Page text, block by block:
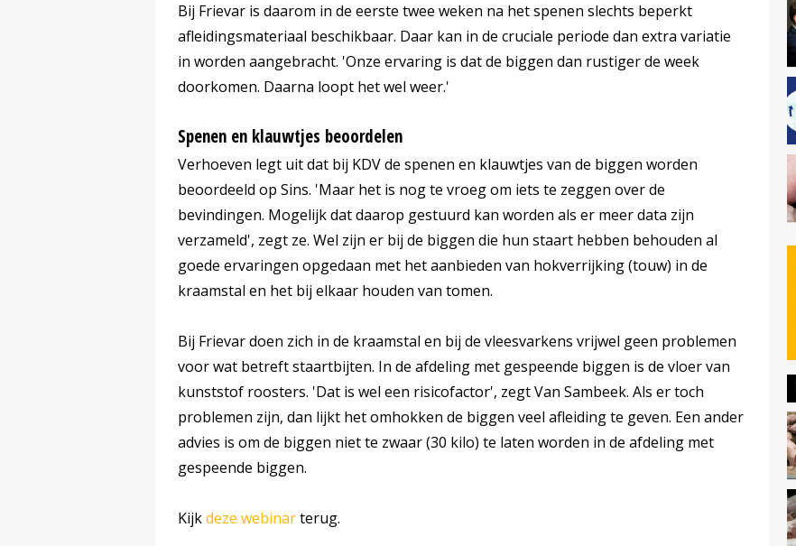
Bij Frievar is daarom in de eerste twee weken na het spenen slechts beperkt
afleidingsmateriaal beschikbaar. Daar kan in de cruciale periode dan extra variatie
in worden aangebracht. 'Onze ervaring is dat de biggen dan rustiger de week
doorkomen. Daarna loopt het wel weer.'
Spenen en klauwtjes beoordelen
Verhoeven legt uit dat bij KDV de spenen en klauwtjes van de biggen worden
beoordeeld op Sins. 'Maar het is nog te vroeg om iets te zeggen over de
bevindingen. Mogelijk dat daarop gestuurd kan worden als er meer data zijn
verzameld', zegt ze. Wel zijn er bij de biggen die hun staart hebben behouden al
goede ervaringen opgedaan met het aanbieden van hokverrijking (touw) in de
kraamstal en het bij elkaar houden van tomen.
Bij Frievar doen zich in de kraamstal en bij de vleesvarkens vrijwel geen problemen
voor wat betreft staartbijten. In de afdeling met gespeende biggen is de vloer van
kunststof roosters. 'Dat is wel een risicofactor', zegt Van Sambeek. Als er toch
problemen zijn, dan lijkt het omhokken de biggen veel afleiding te geven. Een ander
advies is om de biggen niet te zwaar (30 kilo) te laten worden in de afdeling met
gespeende biggen.
Kijkdeze webinarterug.